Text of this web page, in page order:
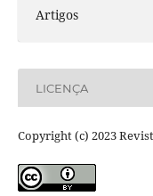
Artigos
LICENÇA
Copyright (c) 2023